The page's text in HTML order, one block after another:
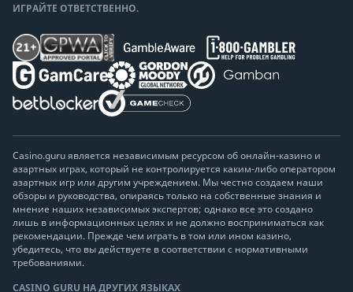
ИГРАЙТЕ ОТВЕТСТВЕННО.
Casino.guru является независимым ресурсом об онлайн-казино и
азартных играх, который не контролируется каким-либо оператором
азартных игр или другим учреждением. Мы честно создаем наши
обзоры и руководства, опираясь только на собственные знания и
мнение наших независимых экспертов; однако все это создано
лишь в информационных целях и не должно восприниматься как
рекомендации. Прежде чем играть в том или ином казино,
убедитесь, что вы действуете в соответствии с нормативными
требованиями.
CASINO GURU НА ДРУГИХ ЯЗЫКАХ